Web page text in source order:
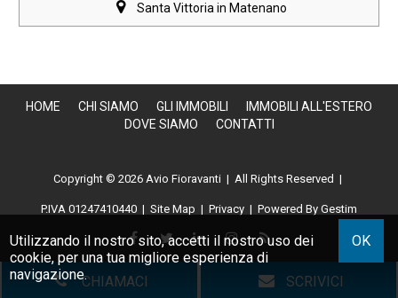
CHIAMACI SCRIVICI
Santa Vittoria in Matenano
HOME CHI SIAMO GLI IMMOBILI
IMMOBILI ALL'ESTERO
DOVE SIAMO
CONTATTI
Copyright © 2026 Avio Fioravanti | All Rights Reserved |
P.IVA 01247410440 | Site Map | Privacy | Powered By Gestim
Utilizzando il nostro sito, accetti il nostro uso dei
cookie, per una tua migliore esperienza di
navigazione.
OK